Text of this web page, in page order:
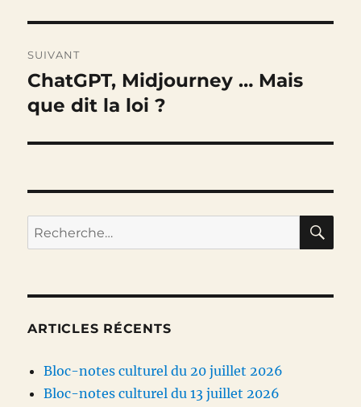
SUIVANT
Publication
suivante :
ChatGPT, Midjourney … Mais
que dit la loi ?
Recherche
pour :
ARTICLES RÉCENTS
Bloc-notes culturel du 20 juillet 2026
Bloc-notes culturel du 13 juillet 2026